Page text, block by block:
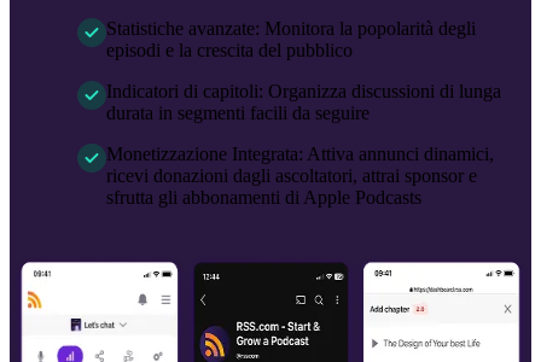
Statistiche avanzate: Monitora la popolarità degli
episodi e la crescita del pubblico
Indicatori di capitoli: Organizza discussioni di lunga
durata in segmenti facili da seguire
Monetizzazione Integrata: Attiva annunci dinamici,
ricevi donazioni dagli ascoltatori, attrai sponsor e
sfrutta gli abbonamenti di Apple Podcasts